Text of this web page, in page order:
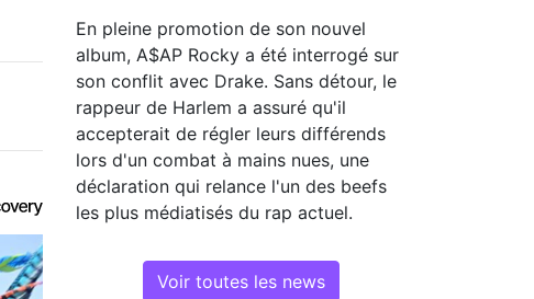
En pleine promotion de son nouvel
album, A$AP Rocky a été interrogé sur
son conflit avec Drake. Sans détour, le
rappeur de Harlem a assuré qu'il
accepterait de régler leurs différends
lors d'un combat à mains nues, une
déclaration qui relance l'un des beefs
les plus médiatisés du rap actuel.
Voir toutes les news